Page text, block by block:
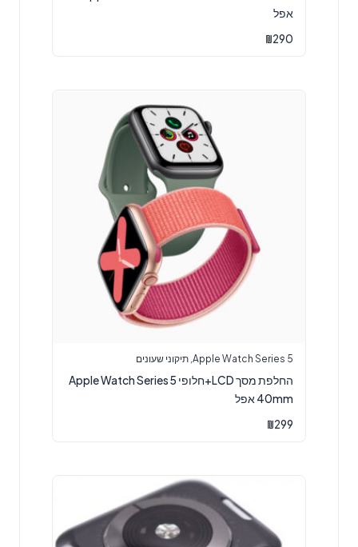
אפל
₪290
Apple Watch Series 5
,תיקוני שעונים
החלפת מסך LCD+חלופי Apple Watch Series 5
40mm אפל
₪299